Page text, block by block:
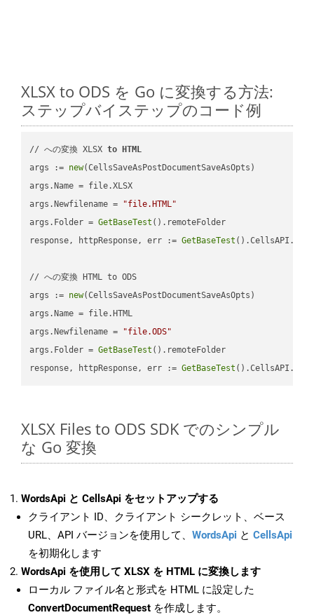
XLSX to ODS を Go に変換する方法:
ステップバイステップのコード例
// への変換 XLSX to
HTML
args := new(CellsSaveAsPostDocumentSaveAsOpts)
args.Name = file.XLSX
args.Newfilename =
"file.HTML"
args.Folder = GetBaseTest ().remoteFolder
response, httpResponse, err := GetBaseTest ().CellsAPI.
// への変換 HTML to ODS
args := new(CellsSaveAsPostDocumentSaveAsOpts)
args.Name = file.HTML
args.Newfilename =
"file.ODS"
args.Folder = GetBaseTest ().remoteFolder
response, httpResponse, err := GetBaseTest ().CellsAPI.
XLSX Files to ODS SDK でのシンプル
な Go 変換
WordsApi と CellsApi をセットアップする
クライアント ID、クライアント シークレット、ベース
URL、API バージョンを使用して、 WordsApi と CellsApi
を初期化します
WordsApi を使用して XLSX を HTML に変換します
ローカル ファイル名と形式を HTML に設定した
ConvertDocumentRequest を作成します。